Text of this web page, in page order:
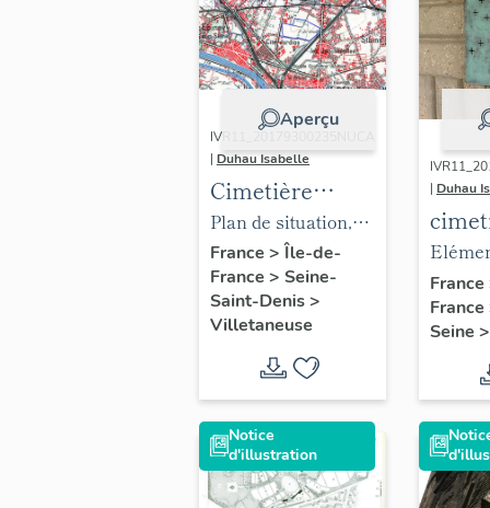
(A).
allées
sont
Aperçu
IVR11_20179300235NUCA
| Duhau Isabelle
Cimetière
intercommunal
des
Joncherolles
Plan de situation,
Géoportail, carte
IGN, vers 1950.
France > Île-de-
France > Seine-
Saint-Denis>
Villetaneuse
| Duhau
du
France
France
Seine
Notice
d'illustration